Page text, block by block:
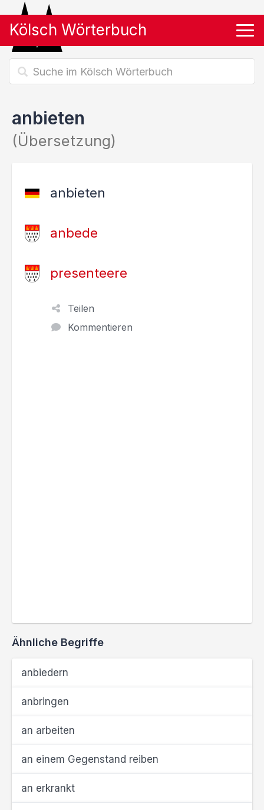
Kölsch Wörterbuch
anbieten
(Übersetzung)
anbieten
anbede
presenteere
Teilen
Kommentieren
Ähnliche Begriffe
anbiedern
anbringen
an arbeiten
an einem Gegenstand reiben
an erkrankt